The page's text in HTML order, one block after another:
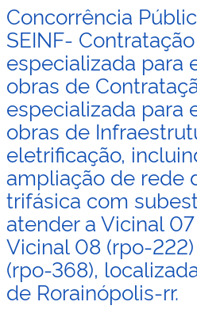
SEINF
–
Contratação
de
Empresa
Especializada
para
Execução
da
Obras
de
Recuperação
de
Rodovia
Vicinal
com
Implantação
de
obras
Concorrência
SEINF-
especializada para
obras de
especializada para
obras de
eletrificação,
ampliação de rede
trifásica com
atender a Vicinal
Vicinal 08 (rpo-
(rpo-368),
de Rorainópolis-rr.